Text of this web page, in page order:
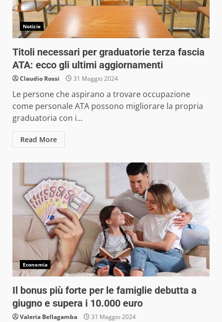
Notizie
Titoli necessari per graduatorie terza fascia
ATA: ecco gli ultimi aggiornamenti
Claudio Rossi 31 Maggio 2024
Le persone che aspirano a trovare occupazione
come personale ATA possono migliorare la propria
graduatoria con i...
Read More
Economia
Il bonus più forte per le famiglie debutta a
giugno e supera i 10.000 euro
Valeria Bellagamba 31 Maggio 2024